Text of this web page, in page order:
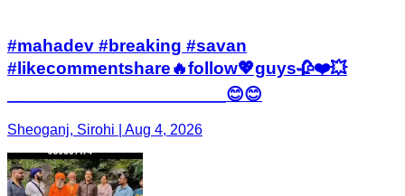
#mahadev #breaking #savan
#likecommentshare🔥follow💖guys🥀❤️💥
______________________😊😊
Sheoganj, Sirohi | Aug 4, 2026